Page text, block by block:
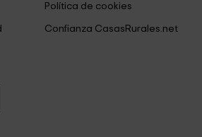
Política de cookies
Confianza CasasRurales.net